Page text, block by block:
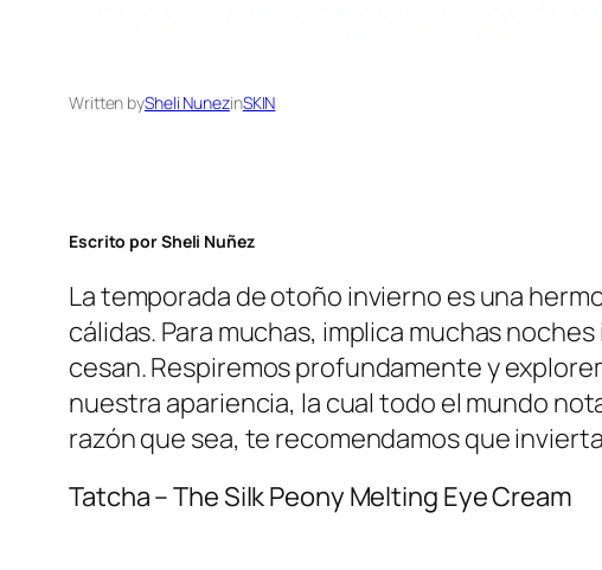
Written bySheli NunezinSKIN
Escrito por Sheli Nuñez
La temporada de otoño invierno es una
cálidas. Para muchas, implica muchas
cesan. Respiremos profundamente y
nuestra apariencia, la cual todo el mundo
razón que sea, te recomendamos que
Tatcha – The Silk Peony Melting Eye Cream